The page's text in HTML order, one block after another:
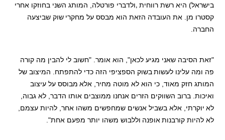
בישראל) היא רשת רווחית ,ולדברי פורטלה, המותג השני בחוזקו אחרי
קסטרו מן. את העובדה הזאת הוא מבסס על מחקרי שוק שביצעה
החברה.
"זאת הסיבה שאני מגיע לכאן", הוא אומר. "חשוב לי להבין מה קורה
פה ומה עלינו לעשות בשוק הספציפי הזה כדי להתפתח. המיצוב של
המותג חזק מאוד, כי הוא לא מוטה מחיר, אלא מבוסס על עיצוב
ואיכות. ברוב השווקים הזרים אנחנו ממוצבים אותו הדבר, לא גבוה,
לא יוקרתי, אלא בשביל אנשים שמחפשים משהו אחר, להיות עצמם,
לא להיות קורבנות אופנה וללבוש משהו יותר מפעם אחת".